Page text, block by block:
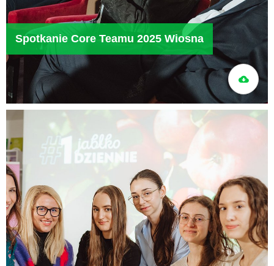
Spotkanie Core Teamu 2025 Wiosna